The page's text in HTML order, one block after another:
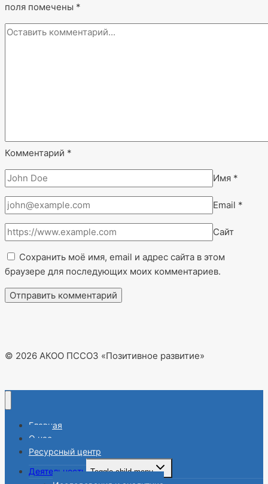
поля помечены *
Комментарий *
Имя *
Email *
Сайт
Сохранить моё имя, email и адрес сайта в этом
браузере для последующих моих комментариев.
© 2026 АКОО ПССОЗ «Позитивное развитие»
Главная
О нас
Ресурсный центр
Деятельность
Toggle child menu